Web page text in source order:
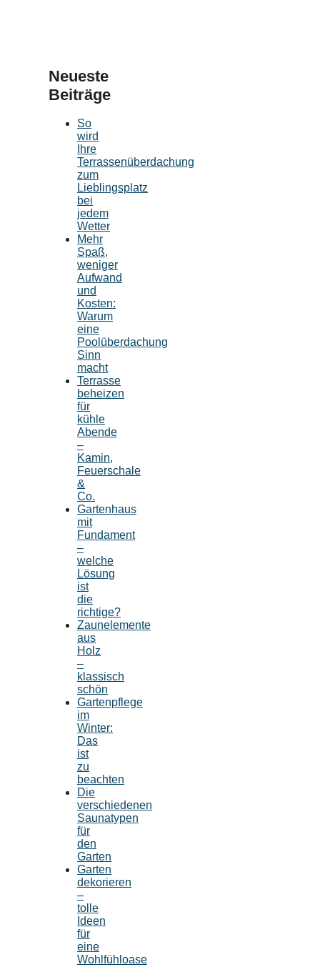
Neueste
Beiträge
So
wird
Ihre
Terrassenüberdachung
zum
Lieblingsplatz
bei
jedem
Wetter
Mehr
Spaß,
weniger
Aufwand
und
Kosten:
Warum
eine
Poolüberdachung
Sinn
macht
Terrasse
beheizen
für
kühle
Abende
–
Kamin,
Feuerschale
&
Co.
Gartenhaus
mit
Fundament
–
welche
Lösung
ist
die
richtige?
Zaunelemente
aus
Holz
–
klassisch
schön
Gartenpflege
im
Winter:
Das
ist
zu
beachten
Die
verschiedenen
Saunatypen
für
den
Garten
Garten
dekorieren
–
tolle
Ideen
für
eine
Wohlfühloase